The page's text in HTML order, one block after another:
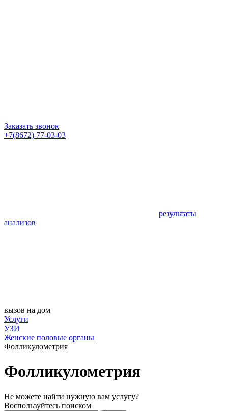
Заказать звонок
+7(8672) 77-03-03
результаты
анализов
вызов на дом
Услуги
УЗИ
Женские половые органы
Фолликулометрия
Фолликулометрия
Не можете найти нужную вам услугу?
Воспользуйтесь поиском